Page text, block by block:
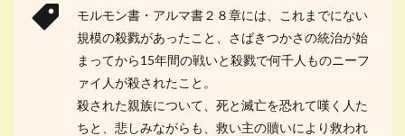
モルモン書・アルマ書２８章には、これまでにない
規模の殺戮があったこと、さばきつかさの統治が始
まってから15年間の戦いと殺戮で何千人ものニーフ
ァイ人が殺されたこと。
殺された親族について、死と滅亡を恐れて嘆く人た
ちと、悲しみながらも、救い主の贖いにより救われ